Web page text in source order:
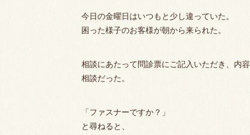
今日の金曜日はいつもと少し違っていた。
困った様子のお客様が朝から来られた。
相談にあたって問診票にご記入いただき、内
相談だった。
「ファスナーですか？」
と尋ねると、